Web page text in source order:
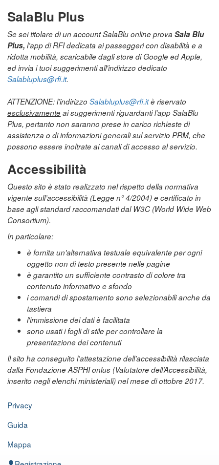
SalaBlu Plus
Se sei titolare di un account SalaBlu online prova Sala Blu
Plus, l’app di RFI dedicata ai passeggeri con disabilità e a
ridotta mobilità, scaricabile dagli store di Google ed Apple,
ed invia i tuoi suggerimenti all'indirizzo dedicato
Salabluplus@rfi.it.
ATTENZIONE: l’indirizzo Salabluplus@rfi.itè riservato
esclusivamenteai suggerimenti riguardanti l’app SalaBlu
Plus, pertanto non saranno prese in carico richieste di
assistenza o di informazioni generali sul servizio PRM, che
possono essere inoltrate ai canali di accesso al servizio.
Accessibilità
Questo sito è stato realizzato nel rispetto della normativa
vigente sull’accessibilità (Legge n° 4/2004) e certificato in
base agli standard raccomandati dal W3C (World Wide Web
Consortium).
In particolare:
è fornita un'alternativa testuale equivalente per ogni
oggetto non di testo presente nelle pagine
è garantito un sufficiente contrasto di colore tra
contenuto informativo e sfondo
i comandi di spostamento sono selezionabili anche da
tastiera
l'immissione dei dati è facilitata
sono usati i fogli di stile per controllare la
presentazione dei contenuti
Il sito ha conseguito l’attestazione dell’accessibilità rilasciata
dalla Fondazione ASPHI onlus (Valutatore dell’Accessibilità,
inserito negli elenchi ministeriali) nel mese di ottobre 2017.
Privacy
Guida
Mappa